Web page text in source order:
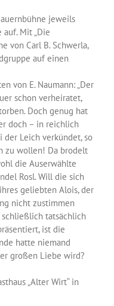
jeweils
auf. Mit „Die
von Carl B. Schwerla,
auf einen
von E. Naumann: „Der
schon verheiratet,
Doch genug hat
doch – in reichlich
der Leich verkündet, so
zu wollen! Da brodelt
die Auserwählte
Rosl. Will die sich
geliebten Alois, der
nicht zustimmen
schließlich tatsächlich
ist die
hatte niemand
großen Liebe wird?
„Alter Wirt“ in